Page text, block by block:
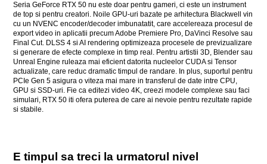
Seria GeForce RTX 50 nu este doar pentru gameri, ci este un instrument
de top si pentru creatori. Noile GPU-uri bazate pe arhitectura Blackwell vin
cu un NVENC encoder/decoder imbunatatit, care accelereaza procesul de
export video in aplicatii precum Adobe Premiere Pro, DaVinci Resolve sau
Final Cut. DLSS 4 si AI rendering optimizeaza procesele de previzualizare
si generare de efecte complexe in timp real. Pentru artistii 3D, Blender sau
Unreal Engine ruleaza mai eficient datorita nucleelor CUDA si Tensor
actualizate, care reduc dramatic timpul de randare. In plus, suportul pentru
PCIe Gen 5 asigura o viteza mai mare in transferul de date intre CPU,
GPU si SSD-uri. Fie ca editezi video 4K, creezi modele complexe sau faci
simulari, RTX 50 iti ofera puterea de care ai nevoie pentru rezultate rapide
si stabile.
E timpul sa treci la urmatorul nivel